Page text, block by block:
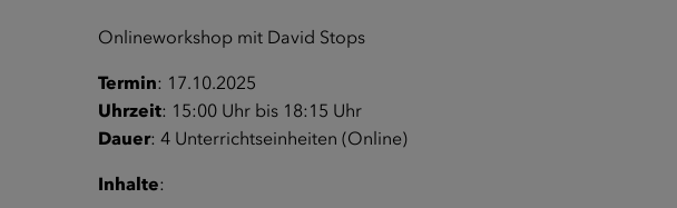
Onlineworkshop mit David Stops
Termin: 17.10.2025
Uhrzeit: 15:00 Uhr bis 18:15 Uhr
Dauer: 4 Unterrichtseinheiten (Online)
Inhalte: